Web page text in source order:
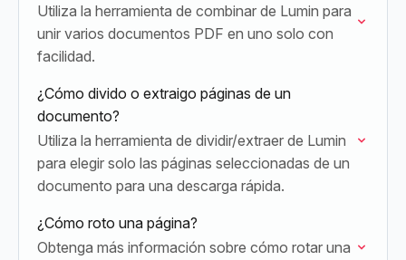
Utiliza la herramienta de combinar de Lumin para
unir varios documentos PDF en uno solo con
facilidad.
¿Cómo divido o extraigo páginas de un
documento?
Utiliza la herramienta de dividir/extraer de Lumin
para elegir solo las páginas seleccionadas de un
documento para una descarga rápida.
¿Cómo roto una página?
Obtenga más información sobre cómo rotar una